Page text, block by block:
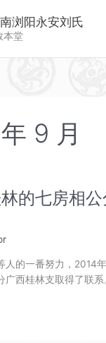
浏阳永安刘氏
本堂
9 月
的七房相
人的一番努力，2014
广西桂林支取得了联